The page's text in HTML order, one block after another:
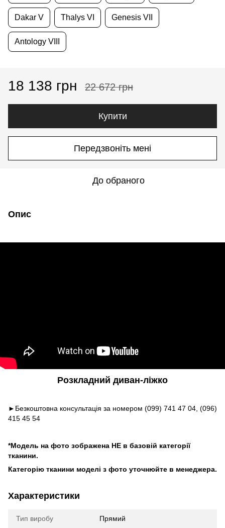
Dakar V Thalys VI Genesis VII
Antology VIII
18 138 грн 22 672 грн
Купити
Передзвоніть мені
До обраного
Опис
Розкладний диван-ліжко
►Безкоштовна консультація за номером (099) 741 47 04, (096)
415 45 54
*Модель на фото зображена НЕ в базовій категорії
тканини.
Категорію тканини моделі з фото уточнюйте в менеджера.
Характеристики
Тип виробу Прямий